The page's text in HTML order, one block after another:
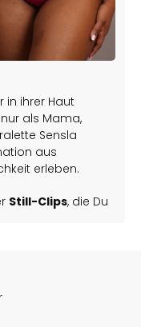
in ihrer Haut
als Mama,
Sensla
aus
erleben.
Still-Clips, die Du
Milchfluss auf,
geschützt
besteht zu 100 %